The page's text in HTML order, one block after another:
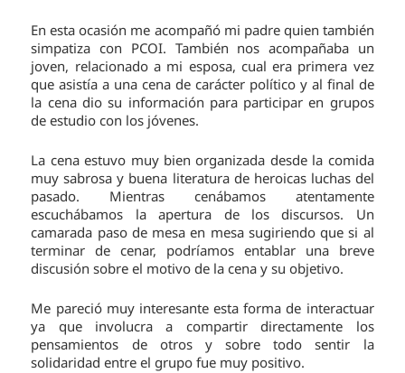
En esta ocasión me acompañó mi padre quien también
simpatiza con PCOI. También nos acompañaba un
joven, relacionado a mi esposa, cual era primera vez
que asistía a una cena de carácter político y al final de
la cena dio su información para participar en grupos
de estudio con los jóvenes.
La cena estuvo muy bien organizada desde la comida
muy sabrosa y buena literatura de heroicas luchas del
pasado. Mientras cenábamos atentamente
escuchábamos la apertura de los discursos. Un
camarada paso de mesa en mesa sugiriendo que si al
terminar de cenar, podríamos entablar una breve
discusión sobre el motivo de la cena y su objetivo.
Me pareció muy interesante esta forma de interactuar
ya que involucra a compartir directamente los
pensamientos de otros y sobre todo sentir la
solidaridad entre el grupo fue muy positivo.